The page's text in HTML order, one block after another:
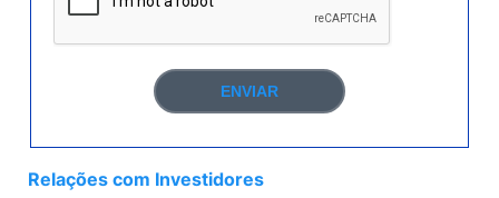
ENVIAR
Relações com Investidores